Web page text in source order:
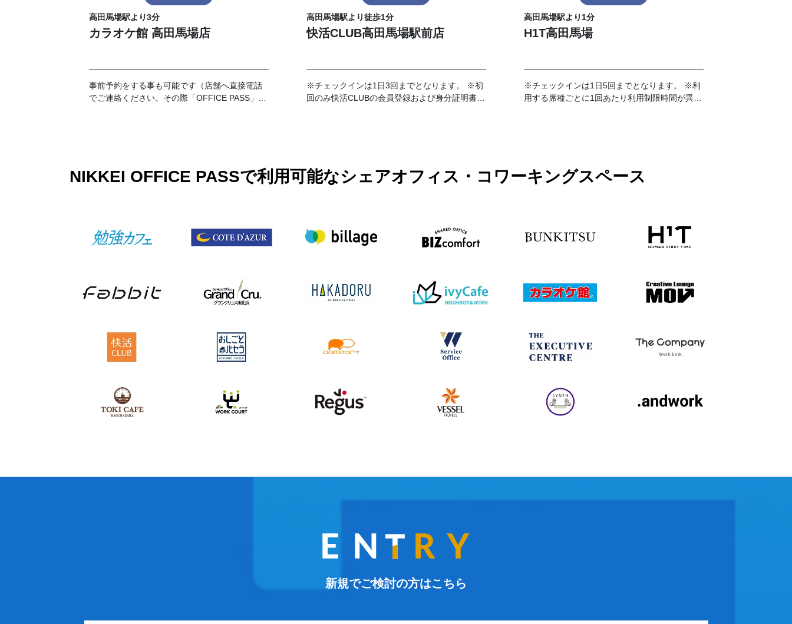
高田馬場駅より3分
カラオケ館 高田馬場店
事前予約をする事も可能です（店舗へ直接電話
でご連絡ください。その際「OFFICE PASS」事
願い致します。
高田馬場駅より徒歩1分
快活CLUB高田馬場駅前店
※チェックインは1日3回までとなります。 ※初
回のみ快活CLUBの会員登録および身分証明書の
高田馬場駅より1分
H1T高田馬場
※チェックインは1日5回までとなります。 ※利
用する席種ごとに1回あたり利用制限時間が異な
NIKKEI OFFICE PASSで利用可能なシェアオフィス・コワーキングスペース
新規でご検討の方はこちら